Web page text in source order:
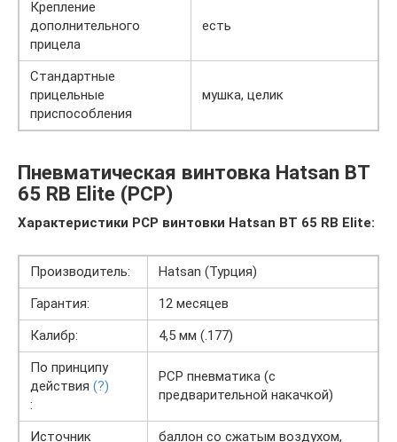
Крепление
дополнительного
прицела
есть
Стандартные
прицельные
приспособления
мушка, целик
Пневматическая винтовка Hatsan BT
65 RB Elite (PCP)
Характеристики PCP винтовки Hatsan BT 65 RB Elite:
Производитель:
Hatsan (Турция)
Гарантия:
12 месяцев
Калибр:
4,5 мм (.177)
По принципу
действия (?)
:
PCP пневматика (с
предварительной накачкой)
Источник
баллон со сжатым воздухом,